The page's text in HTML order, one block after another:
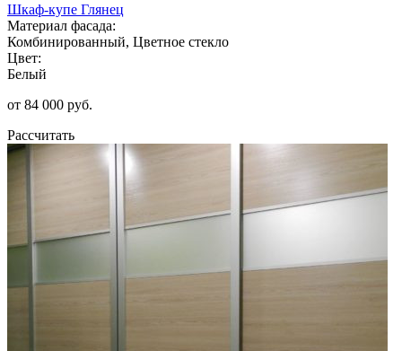
Шкаф-купе Глянец
Материал фасада:
Комбинированный, Цветное стекло
Цвет:
Белый
от 84 000 руб.
Рассчитать